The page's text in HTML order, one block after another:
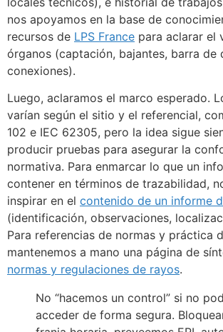
nos apoyamos en la base de
recursos de LPS France para aclarar el
órganos (captación, bajantes, barra de
conexiones).
Luego, aclaramos el marco esperado.
varían según el sitio y el referencial,
102 e IEC 62305, pero la idea sigue
producir pruebas para asegurar la
normativa. Para enmarcar lo que un
contener en términos de trazabilidad,
inspirar en el contenido de un informe
(identificación, observaciones,
Para referencias de normas y práctica
mantenemos a mano una página de
normas y regulaciones de rayos.
No “hacemos un control” si no
acceder de forma segura.